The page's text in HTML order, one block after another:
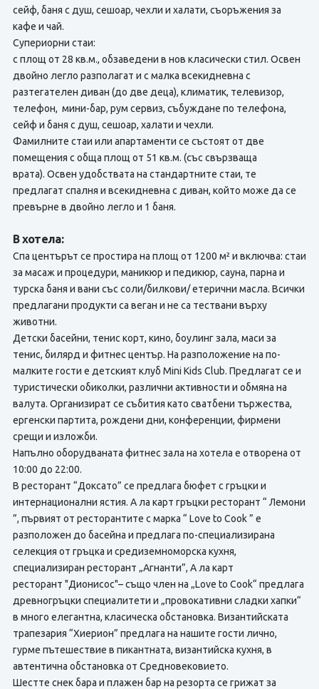
сейф, баня с душ, сешоар, чехли и халати, съоръжения за
кафе и чай.
Супериорни стаи:
с площ от 28 кв.м., обзаведени в нов класически стил. Освен
двойно легло разполагат и с малка всекидневна с
разтегателен диван (до две деца), климатик, телевизор,
телефон, мини-бар, рум сервиз, събуждане по телефона,
сейф и баня с душ, сешоар, халати и чехли.
Фамилните стаи или апартаменти се състоят от две
помещения с обща площ от 51 кв.м. (със свързваща
врата). Освен удобствата на стандартните стаи, те
предлагат спалня и всекидневна с диван, който може да се
превърне в двойно легло и 1 баня.
В хотела:
Спа центърът се простира на площ от 1200 м² и включва: стаи
за масаж и процедури, маникюр и педикюр, сауна, парна и
турска баня и вани със соли/билкови/ етерични масла. Всички
предлагани продукти са веган и не са тествани върху
животни.
Детски басейни, тенис корт, кино, боулинг зала, маси за
тенис, билярд и фитнес център. На разположение на по-
малките гости е детският клуб Mini Kids Club. Предлагат се и
туристически обиколки, различни активности и обмяна на
валута. Организират се събития като сватбени тържества,
ергенски партита, рождени дни, конференции, фирмени
срещи и изложби.
Напълно оборудваната фитнес зала на хотела е отворена от
10:00 до 22:00.
В ресторант “Доксато” се предлага бюфет с гръцки и
интернационални ястия. А ла карт гръцки ресторант “ Лемони
”, първият от ресторантите с марка “ Love to Cook ” е
разположен до басейна и предлага по-специализирана
селекция от гръцка и средиземноморска кухня,
специализиран ресторант „Агнанти”, А ла карт
ресторант "Дионисос"– също член на „Love to Cook“ предлага
древногръцки специалитети и „провокативни сладки хапки“
в много елегантна, класическа обстановка. Византийската
трапезария “Хиерион” предлага на нашите гости лично,
гурме пътешествие в пикантната, византийска кухня, в
автентична обстановка от Средновековието.
Шестте снек бара и плажен бар на резорта се грижат за